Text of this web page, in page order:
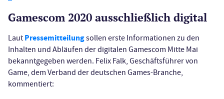
Gamescom 2020 ausschließlich digital
Laut Pressemitteilungsollen erste Informationen zu den
Inhalten und Abläufen der digitalen Gamescom Mitte Mai
bekanntgegeben werden. Felix Falk, Geschäftsführer von
Game, dem Verband der deutschen Games-Branche,
kommentiert: